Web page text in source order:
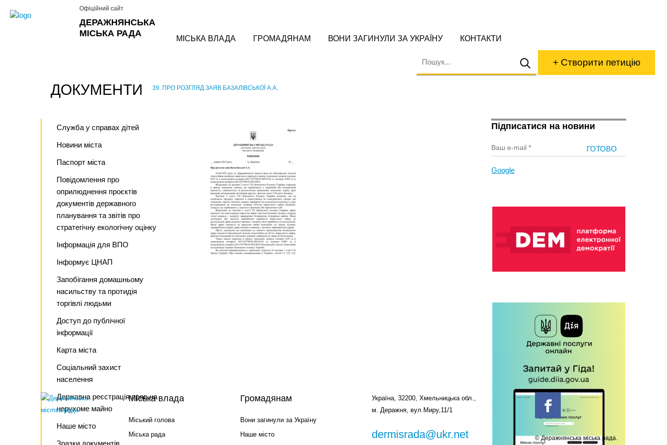
ДЕРАЖНЯНСЬКА
МІСЬКА РАДА
Офіційний сайт
МІСЬКА ВЛАДА ГРОМАДЯНАМ ВОНИ ЗАГИНУЛИ ЗА УКРАЇНУ КОНТАКТИ
+ Створити петицію
ДОКУМЕНТИ 39. ПРО РОЗГЛЯД ЗАЯВ БАЗАЛІВСЬКОЇ А.А.
Служба у справах дітей
Новини міста
Паспорт міста
Повідомлення про
оприлюднення проєктів
документів державного
планування та звітів про
стратегічну екологічну оцінку
Інформація для ВПО
Інформує ЦНАП
Запобігання домашньому
насильству та протидія
торгівлі людьми
Доступ до публічної
інформації
Карта міста
Соціальний захист
населення
Державна реєстрація прав на
нерухоме майно
Наше місто
Зразки документів
Підписатися на новини
Google
Міська влада
Міський голова
Міська рада
Громадянам
Вони загинули за Україну
Наше місто
Україна, 32200, Хмельницька обл.,
м. Деражня, вул.Миру,11/1
dermisrada@ukr.net
© Деражнянська міська рада.